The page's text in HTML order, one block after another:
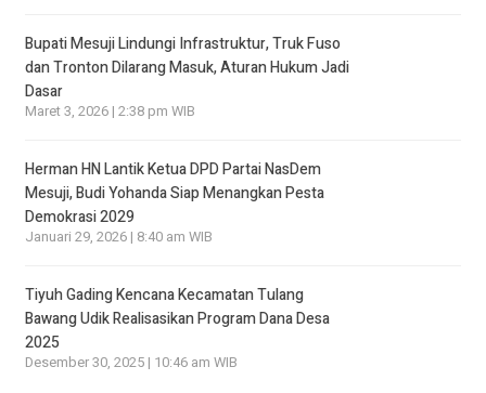
Bupati Mesuji Lindungi Infrastruktur, Truk Fuso
dan Tronton Dilarang Masuk, Aturan Hukum Jadi
Dasar
Maret 3, 2026 | 2:38 pm WIB
Herman HN Lantik Ketua DPD Partai NasDem
Mesuji, Budi Yohanda Siap Menangkan Pesta
Demokrasi 2029
Januari 29, 2026 | 8:40 am WIB
Tiyuh Gading Kencana Kecamatan Tulang
Bawang Udik Realisasikan Program Dana Desa
2025
Desember 30, 2025 | 10:46 am WIB